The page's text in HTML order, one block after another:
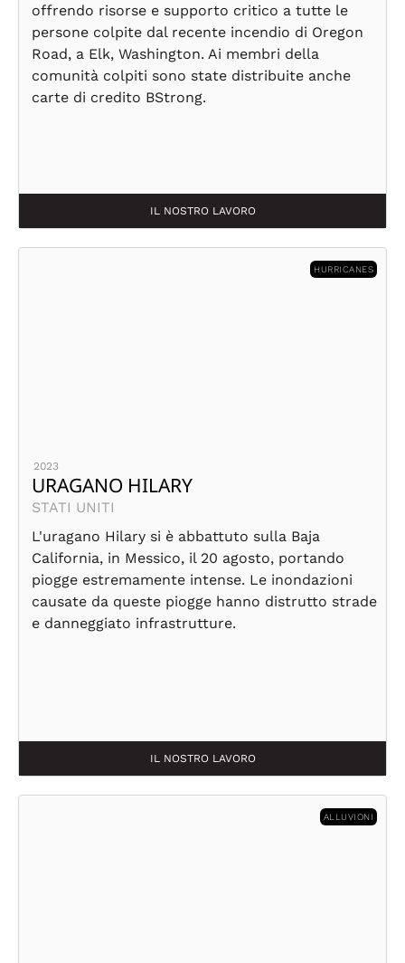
offrendo risorse e supporto critico a tutte le
persone colpite dal recente incendio di Oregon
Road, a Elk, Washington. Ai membri della
comunità colpiti sono state distribuite anche
carte di credito BStrong.
IL NOSTRO LAVORO
HURRICANES
2023
URAGANO HILARY
STATI UNITI
L'uragano Hilary si è abbattuto sulla Baja
California, in Messico, il 20 agosto, portando
piogge estremamente intense. Le inondazioni
causate da queste piogge hanno distrutto strade
e danneggiato infrastrutture.
IL NOSTRO LAVORO
ALLUVIONI